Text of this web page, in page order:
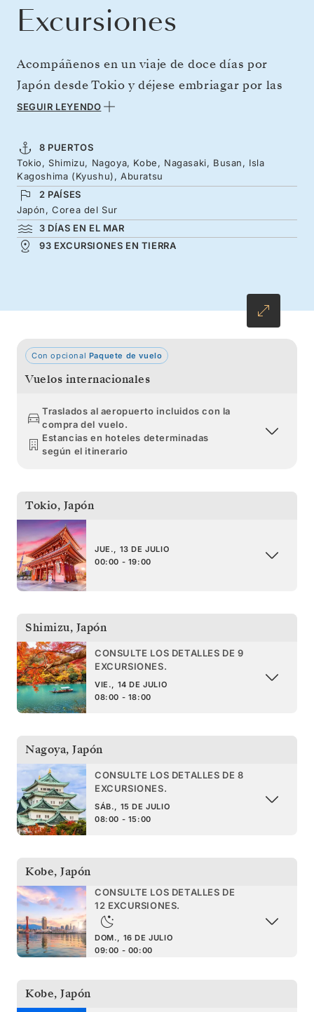
Excursiones
Acompáñenos en un viaje de doce días por
Japón desde Tokio y déjese embriagar por las
luces de neón, las resplandecientes vistas y los
Comience con el imponente monte Fuji, que se
alza tras el intenso colorido de las
plantaciones de té verde, antes de disfrutar de
dos días en Kobe, muy cerca de los templos
budistas y los palacios de Kioto. Pasee por el
Parque de la Paz de Nagasaki antes de una
con los paisajes volcánicos de Kagoshima y el
castillo samurái de Aburatsu.
SEGUIR LEYENDO
8 PUERTOS
Tokio, Shimizu, Nagoya, Kobe, Nagasaki, Busan, Isla
Kagoshima (Kyushu), Aburatsu
2 PAÍSES
Japón, Corea del Sur
3 DÍAS EN EL MAR
93 EXCURSIONES EN TIERRA
Con opcional Paquete de vuelo
Vuelos internacionales
Traslados al aeropuerto incluidos con la
compra del vuelo.
Estancias en hoteles determinadas
según el itinerario
Tokio, Japón
JUE., 13 DE JULIO
00:00 - 19:00
Shimizu, Japón
CONSULTE LOS DETALLES DE 9
EXCURSIONES.
VIE., 14 DE JULIO
08:00 - 18:00
Nagoya, Japón
CONSULTE LOS DETALLES DE 8
EXCURSIONES.
SÁB., 15 DE JULIO
08:00 - 15:00
Kobe, Japón
CONSULTE LOS DETALLES DE
12 EXCURSIONES.
DOM., 16 DE JULIO
09:00 - 00:00
Kobe, Japón